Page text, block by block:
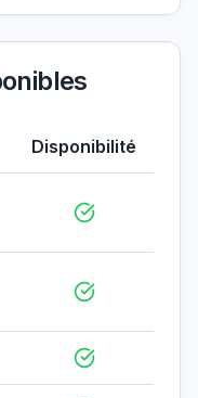
Disponibilité